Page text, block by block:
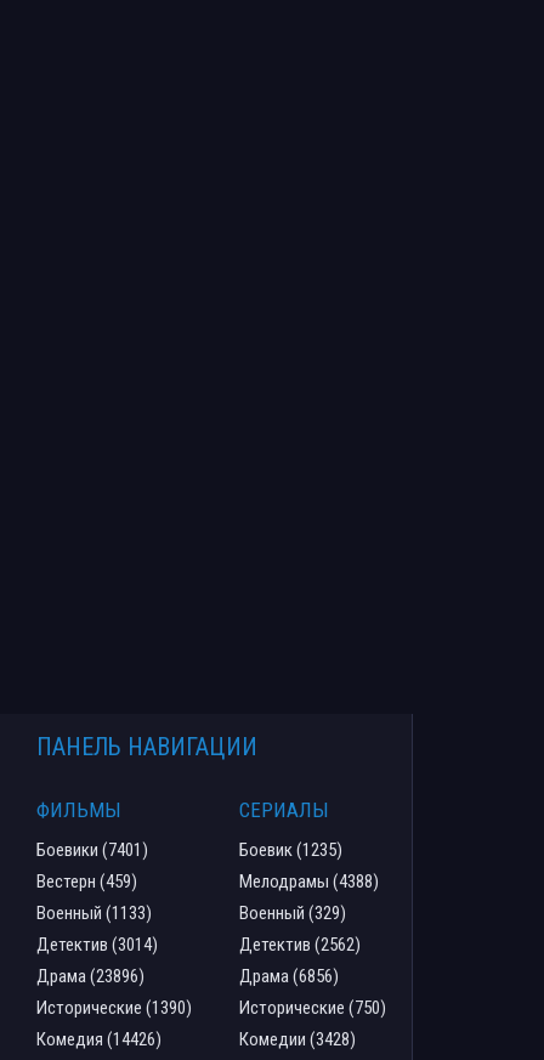
ПАНЕЛЬ НАВИГАЦИИ
ФИЛЬМЫ
Боевики (7401)
Вестерн (459)
Военный (1133)
Детектив (3014)
Драма (23896)
Исторические (1390)
Комедия (14426)
СЕРИАЛЫ
Боевик (1235)
Мелодрамы (4388)
Военный (329)
Детектив (2562)
Драма (6856)
Исторические (750)
Комедии (3428)